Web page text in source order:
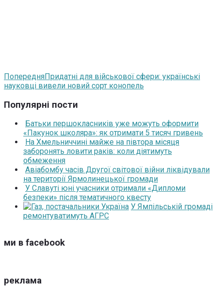
ПопередняПридатні для військової сфери: українські
науковці вивели новий сорт конопель
Популярні пости
Батьки першокласників уже можуть оформити
«Пакунок школяра»: як отримати 5 тисяч гривень
На Хмельниччині майже на півтора місяця
заборонять ловити раків: коли діятимуть
обмеження
Авіабомбу часів Другої світової війни ліквідували
на території Ярмолинецької громади
У Славуті юні учасники отримали «Дипломи
безпеки» після тематичного квесту
У Ямпільській громаді
ремонтуватимуть АГРС
ми в facebook
реклама